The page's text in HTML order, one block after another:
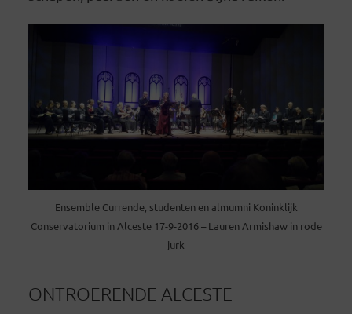
Ensemble Currende, studenten en almumni Koninklijk
Conservatorium in Alceste 17-9-2016 – Lauren Armishaw in rode
jurk
ONTROERENDE ALCESTE